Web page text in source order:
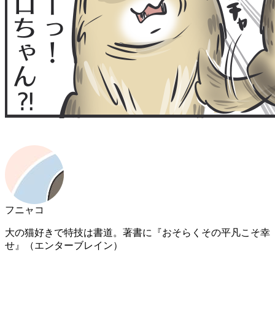
フニャコ
大の猫好きで特技は書道。著書に『おそらくその平凡こそ幸
せ』（エンターブレイン）